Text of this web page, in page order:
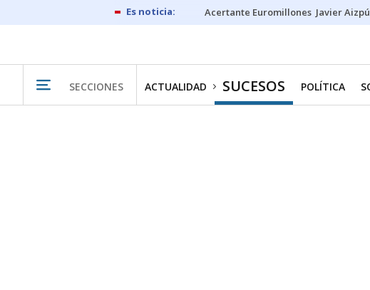
Acertante Euromillones Javier
SECCIONES ACTUALIDAD SUCESOS POLÍTICA